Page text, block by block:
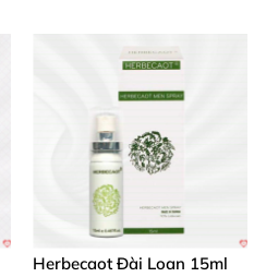
Herbecaot Đài Loan 15ml